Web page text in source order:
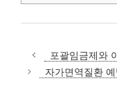
포괄임금제와
자가면역질환